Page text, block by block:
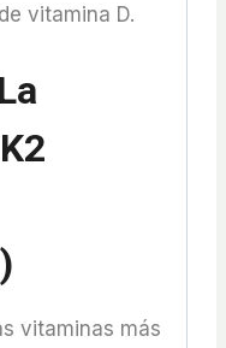
vitamina D.
vitaminas más